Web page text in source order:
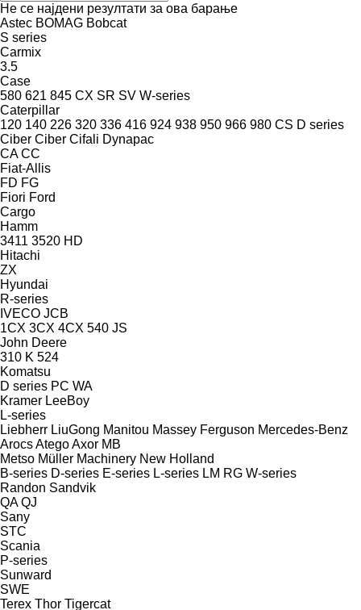
Не се најдени резултати за ова барање
Astec BOMAG Bobcat
S series
Carmix
3.5
Case
580 621 845 CX SR SV W-series
Caterpillar
120 140 226 320 336 416 924 938 950 966 980 CS D series
Ciber Ciber Cifali Dynapac
CA CC
Fiat-Allis
FD FG
Fiori Ford
Cargo
Hamm
3411 3520 HD
Hitachi
ZX
Hyundai
R-series
IVECO JCB
1CX 3CX 4CX 540 JS
John Deere
310 K 524
Komatsu
D series PC WA
Kramer LeeBoy
L-series
Liebherr LiuGong Manitou Massey Ferguson Mercedes-Benz
ArocsAtegoAxor MB
Metso Müller Machinery New Holland
B-series D-series E-series L-series LM RG W-series
Randon Sandvik
QA QJ
Sany
STC
Scania
P-series
Sunward
SWE
Terex Thor Tigercat